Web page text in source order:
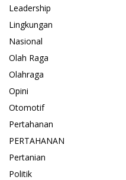
Leadership
Lingkungan
Nasional
Olah Raga
Olahraga
Opini
Otomotif
Pertahanan
PERTAHANAN
Pertanian
Politik